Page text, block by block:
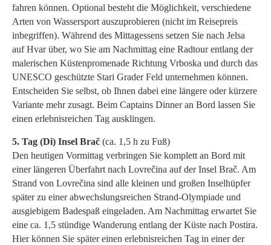
fahren können. Optional besteht die Möglichkeit, verschiedene
Arten von Wassersport auszuprobieren (nicht im Reisepreis
inbegriffen). Während des Mittagessens setzen Sie nach Jelsa
auf Hvar über, wo Sie am Nachmittag eine Radtour entlang der
malerischen Küstenpromenade Richtung Vrboska und durch das
UNESCO geschützte Stari Grader Feld unternehmen können.
Entscheiden Sie selbst, ob Ihnen dabei eine längere oder kürzere
Variante mehr zusagt. Beim Captains Dinner an Bord lassen Sie
einen erlebnisreichen Tag ausklingen.
5. Tag (Di) Insel Brač (ca. 1,5 h zu Fuß)
Den heutigen Vormittag verbringen Sie komplett an Bord mit
einer längeren Überfahrt nach Lovrečina auf der Insel Brač. Am
Strand von Lovrečina sind alle kleinen und großen Inselhüpfer
später zu einer abwechslungsreichen Strand-Olympiade und
ausgiebigem Badespaß eingeladen. Am Nachmittag erwartet Sie
eine ca. 1,5 stündige Wanderung entlang der Küste nach Postira.
Hier können Sie später einen erlebnisreichen Tag in einer der